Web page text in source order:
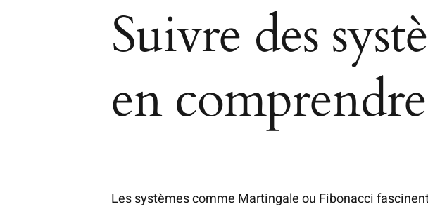
Suivre des
en
Les systèmes comme Martingale ou Fibonacci